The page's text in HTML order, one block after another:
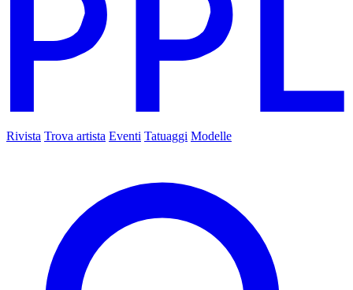
Rivista Trova artista Eventi Tatuaggi Modelle